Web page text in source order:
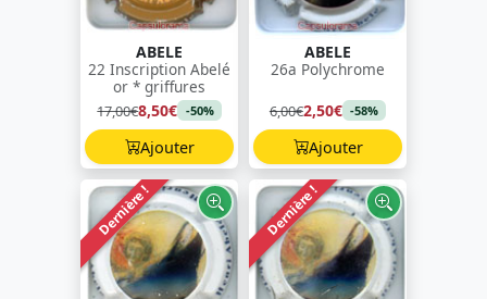
ABELE
22 Inscription Abelé
or * griffures
17,00€8,50€ -50%
Ajouter
ABELE
26a Polychrome
6,00€2,50€ -58%
Ajouter
Dernière ! Dernière !